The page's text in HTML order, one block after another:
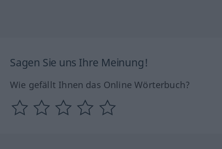
Sagen Sie uns Ihre Meinung!
Wie gefällt Ihnen das Online Wörterbuch?